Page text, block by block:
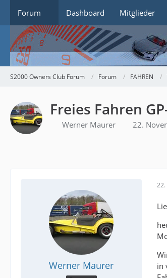
Forum Dashboard Mitglieder
S2000 Owners Club Forum Forum FAHREN
Freies Fahren
Werner Maurer 22.
Werner Maurer
in